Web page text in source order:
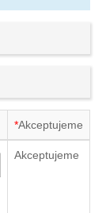
*Akceptujeme
Akceptujeme